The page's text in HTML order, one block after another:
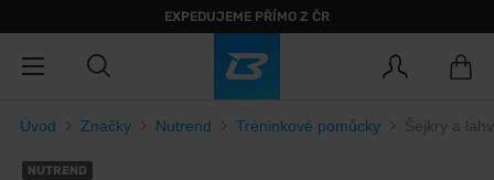
EXPEDUJEME PŘÍMO Z ČR
Úvod Značky Nutrend Tréninkové pomůcky Šejkry a
NUTREND